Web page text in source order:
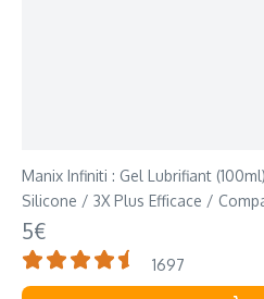
Manix Infiniti : Gel Lubrifiant
Silicone / 3X Plus Efficace /
5€
1697